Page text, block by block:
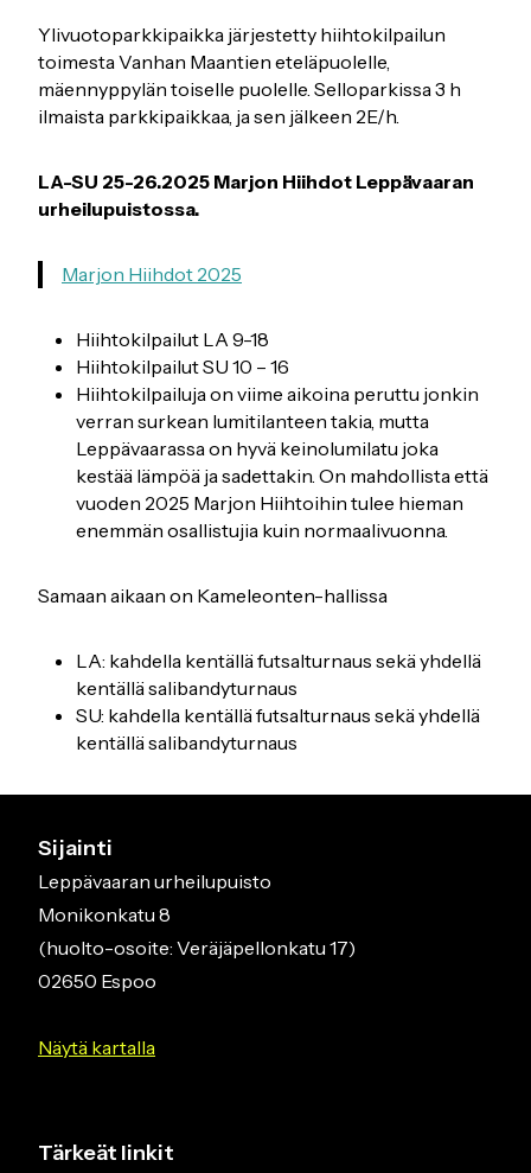
Ylivuotoparkkipaikka järjestetty hiihtokilpailun
toimesta Vanhan Maantien eteläpuolelle,
mäennyppylän toiselle puolelle. Selloparkissa 3 h
ilmaista parkkipaikkaa, ja sen jälkeen 2E/h.
LA-SU 25-26.2025 Marjon Hiihdot Leppävaaran
urheilupuistossa.
Marjon Hiihdot 2025
Hiihtokilpailut LA 9-18
Hiihtokilpailut SU 10 – 16
Hiihtokilpailuja on viime aikoina peruttu jonkin
verran surkean lumitilanteen takia, mutta
Leppävaarassa on hyvä keinolumilatu joka
kestää lämpöä ja sadettakin. On mahdollista että
vuoden 2025 Marjon Hiihtoihin tulee hieman
enemmän osallistujia kuin normaalivuonna.
Samaan aikaan on Kameleonten-hallissa
LA: kahdella kentällä futsalturnaus sekä yhdellä
kentällä salibandyturnaus
SU: kahdella kentällä futsalturnaus sekä yhdellä
kentällä salibandyturnaus
Sijainti
Leppävaaran urheilupuisto
Monikonkatu 8
(huolto-osoite: Veräjäpellonkatu 17)
02650 Espoo
Näytä kartalla
Tärkeät linkit